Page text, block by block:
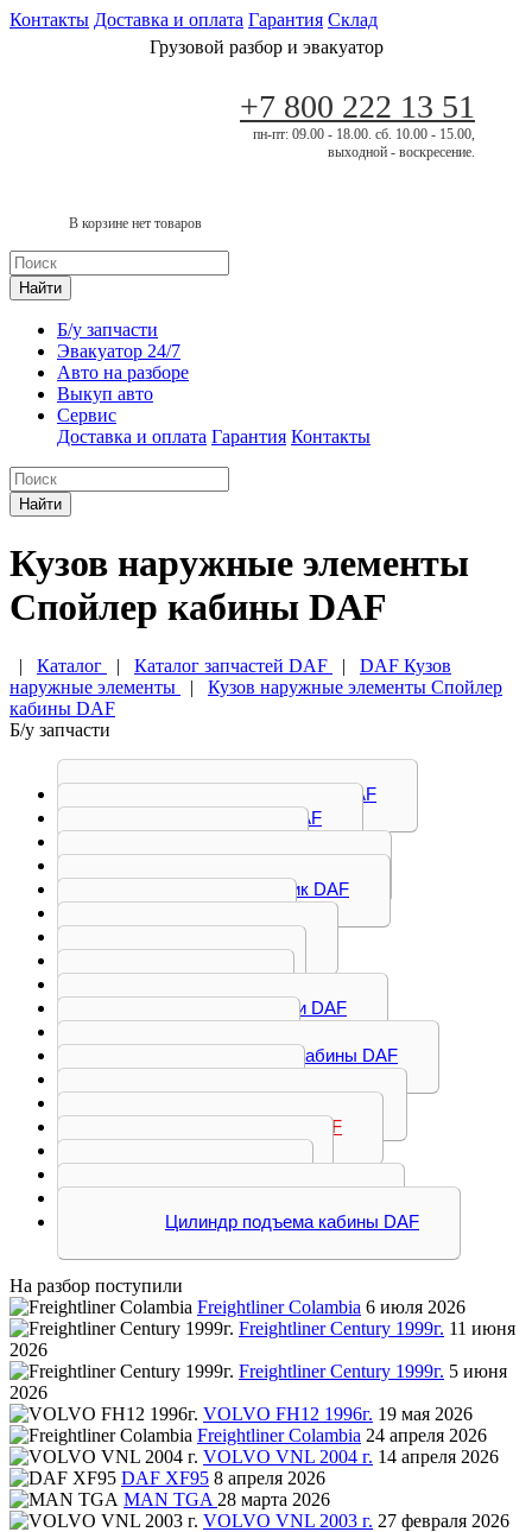
Контакты Доставка и оплата Гарантия Склад
Грузовой разбор и эвакуатор
+7 800 222 13 51
пн-пт: 09.00 - 18.00. сб. 10.00 - 15.00,
выходной - воскресение.
В корзине нет товаров
Найти
Б/у запчасти
Эвакуатор 24/7
Авто на разборе
Выкуп авто
Сервис
Доставка и оплата Гарантия Контакты
Найти
Кузов наружные элементы
Спойлер кабины DAF
| Каталог | Каталог запчастей DAF | DAF Кузов
наружные элементы
| Кузов наружные элементы Спойлер
кабины DAF
Б/у запчасти
Амортизатор кабины DAF
Бак мочевины DAF
Воздухозаборник DAF
Корпус подножки DAF
Насос подъема кабины DAF
Спойлер кабины DAF
Цилиндр подъема кабины DAF
На разбор поступили
Freightliner Colambia 6 июля 2026
Freightliner Century 1999г. 11 июня
2026
Freightliner Century 1999г. 5 июня
2026
VOLVO FH12 1996г. 19 мая 2026
Freightliner Colambia 24 апреля 2026
VOLVO VNL 2004 г. 14 апреля 2026
DAF XF95 8 апреля 2026
MAN TGA 28 марта 2026
VOLVO VNL 2003 г. 27 февраля 2026